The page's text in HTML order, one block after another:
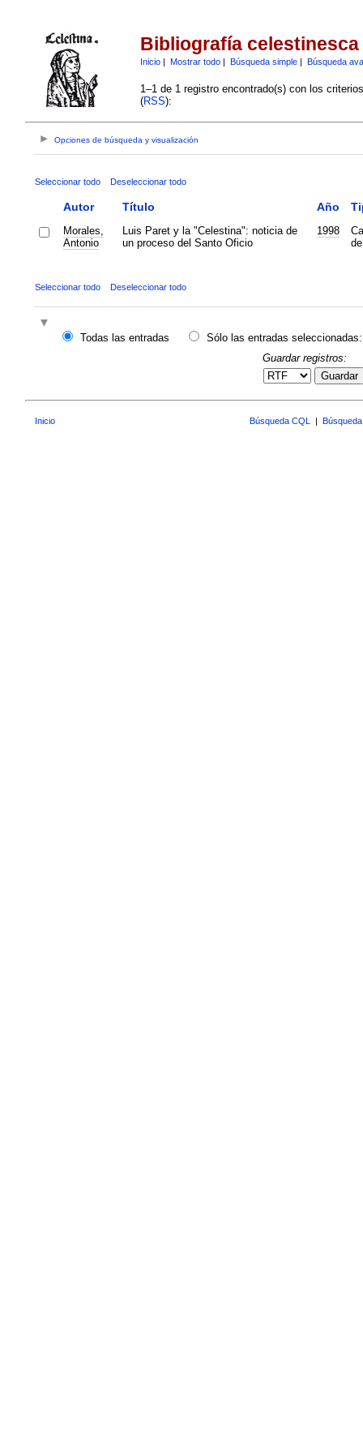
Bibliografía celestinesca
Inicio| Mostrar todo| Búsqueda simple| Búsqueda
1–1 de 1 registro encontrado(s) con los
(RSS):
Opciones de búsqueda y visualización
Seleccionar todo Deseleccionar todo
Autor Título Año
Morales,
Antonio
Luis Paret y la "Celestina": noticia de
un proceso del Santo Oficio
1998
Seleccionar todo Deseleccionar todo
Todas las entradas
Sólo las entradas seleccionadas:
Guardar registros:
Guardar
Inicio Búsqueda CQL